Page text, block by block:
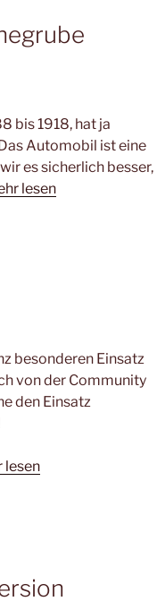
bis 1918, hat ja
Automobil ist eine
es sicherlich besser,
lesen
besonderen Einsatz
von der Community
den Einsatz
lesen